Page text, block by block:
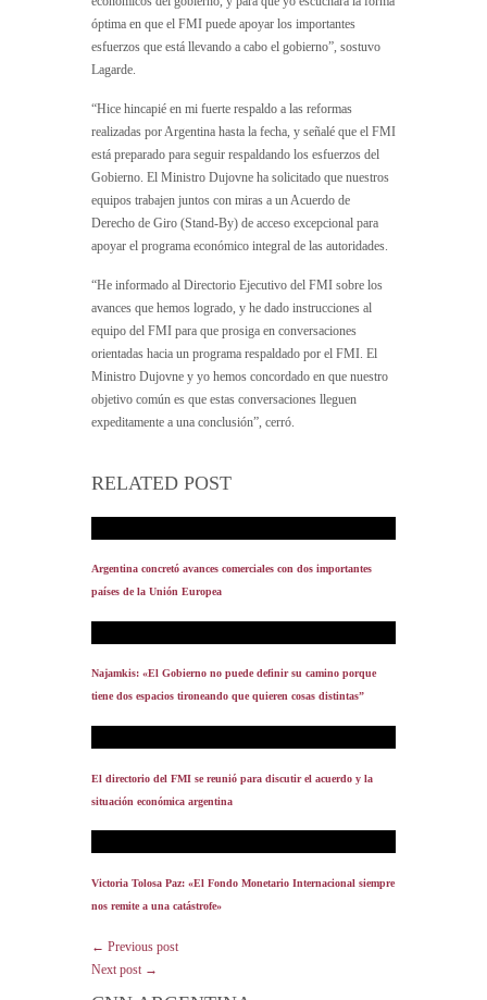
óptima en que el FMI puede apoyar los importantes
esfuerzos que está llevando a cabo el gobierno”, sostuvo
Lagarde.
“Hice hincapié en mi fuerte respaldo a las reformas
realizadas por Argentina hasta la fecha, y señalé que el FMI
está preparado para seguir respaldando los esfuerzos del
Gobierno. El Ministro Dujovne ha solicitado que nuestros
equipos trabajen juntos con miras a un Acuerdo de
Derecho de Giro (Stand-By) de acceso excepcional para
apoyar el programa económico integral de las autoridades.
“He informado al Directorio Ejecutivo del FMI sobre los
avances que hemos logrado, y he dado instrucciones al
equipo del FMI para que prosiga en conversaciones
orientadas hacia un programa respaldado por el FMI. El
Ministro Dujovne y yo hemos concordado en que nuestro
objetivo común es que estas conversaciones lleguen
expeditamente a una conclusión”, cerró.
RELATED POST
Argentina concretó avances comerciales con dos importantes
países de la Unión Europea
Najamkis: «El Gobierno no puede definir su camino porque
tiene dos espacios tironeando que quieren cosas distintas”
El directorio del FMI se reunió para discutir el acuerdo y la
situación económica argentina
Victoria Tolosa Paz: «El Fondo Monetario Internacional siempre
nos remite a una catástrofe»
← Previous post
Next post →